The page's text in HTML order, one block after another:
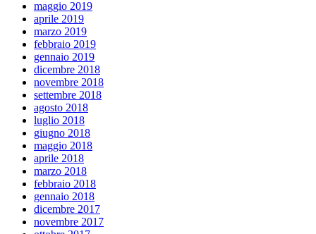
maggio 2019
aprile 2019
marzo 2019
febbraio 2019
gennaio 2019
dicembre 2018
novembre 2018
settembre 2018
agosto 2018
luglio 2018
giugno 2018
maggio 2018
aprile 2018
marzo 2018
febbraio 2018
gennaio 2018
dicembre 2017
novembre 2017